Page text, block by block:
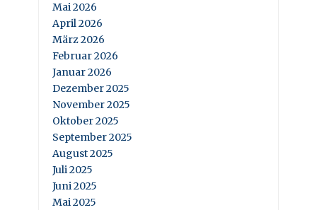
Mai 2026
April 2026
März 2026
Februar 2026
Januar 2026
Dezember 2025
November 2025
Oktober 2025
September 2025
August 2025
Juli 2025
Juni 2025
Mai 2025